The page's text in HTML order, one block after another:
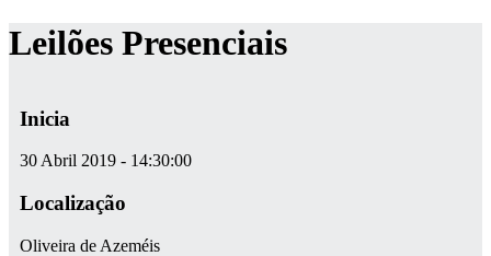
Leilões Presenciais
Inicia
30 Abril 2019 - 14:30:00
Localização
Oliveira de Azeméis